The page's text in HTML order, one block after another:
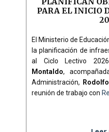
PARA EL INICIO
El Ministerio de
la planificación de
al Ciclo Lectivo
Montaldo,
Administración,
reunión de trabajo con